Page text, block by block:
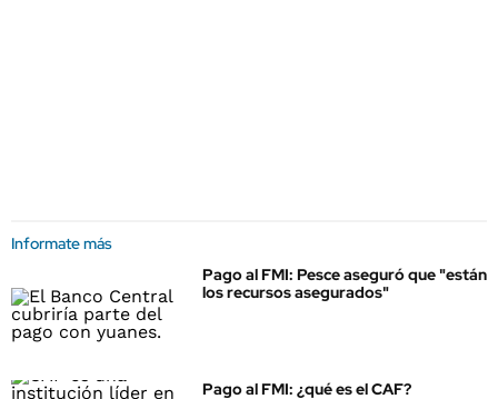
Informate más
Pago al FMI: Pesce aseguró que "están
los recursos asegurados"
Pago al FMI: ¿qué es el CAF?